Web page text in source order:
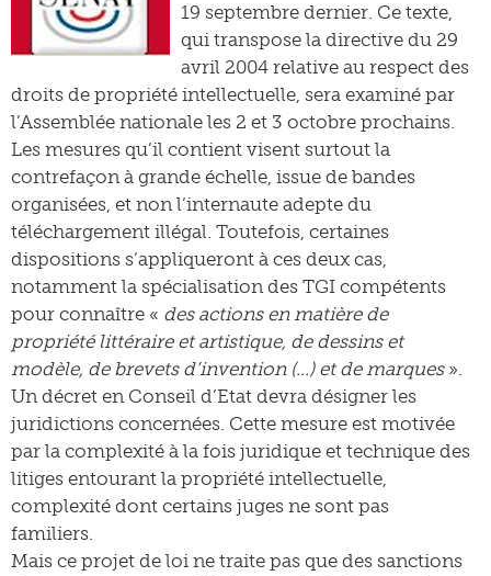
19 septembre dernier. Ce texte,
qui transpose la directive du 29
avril 2004 relative au respect des
droits de propriété intellectuelle, sera examiné par
l’Assemblée nationale les 2 et 3 octobre prochains.
Les mesures qu’il contient visent surtout la
contrefaçon à grande échelle, issue de bandes
organisées, et non l’internaute adepte du
téléchargement illégal. Toutefois, certaines
dispositions s’appliqueront à ces deux cas,
notamment la spécialisation des TGI compétents
pour connaître « des actions en matière de
propriété littéraire et artistique, de dessins et
modèle, de brevets d’invention (…) et de marques».
Un décret en Conseil d’Etat devra désigner les
juridictions concernées. Cette mesure est motivée
par la complexité à la fois juridique et technique des
litiges entourant la propriété intellectuelle,
complexité dont certains juges ne sont pas
familiers.
Mais ce projet de loi ne traite pas que des sanctions